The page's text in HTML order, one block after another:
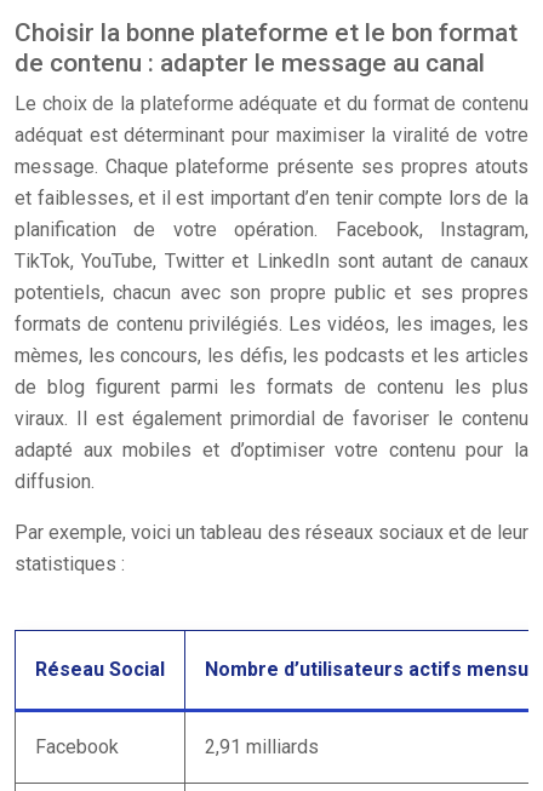
Choisir la bonne plateforme et le bon format
de contenu : adapter le message au canal
Le choix de la plateforme adéquate et du format de contenu
adéquat est déterminant pour maximiser la viralité de votre
message. Chaque plateforme présente ses propres atouts
et faiblesses, et il est important d’en tenir compte lors de la
planification de votre opération. Facebook, Instagram,
TikTok, YouTube, Twitter et LinkedIn sont autant de canaux
potentiels, chacun avec son propre public et ses propres
formats de contenu privilégiés. Les vidéos, les images, les
mèmes, les concours, les défis, les podcasts et les articles
de blog figurent parmi les formats de contenu les plus
viraux. Il est également primordial de favoriser le contenu
adapté aux mobiles et d’optimiser votre contenu pour la
diffusion.
Par exemple, voici un tableau des réseaux sociaux et de leur
statistiques :
Réseau Social Nombre d’utilisateurs actifs
Facebook 2,91 milliards